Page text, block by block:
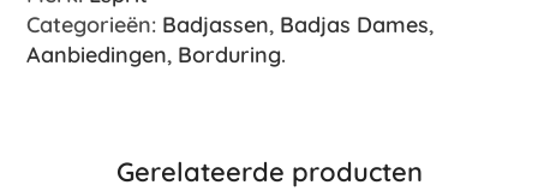
Categorieën: Badjassen, Badjas Dames,
Aanbiedingen, Borduring.
Gerelateerde producten